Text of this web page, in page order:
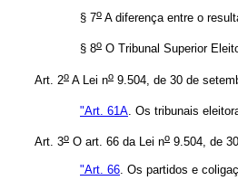
§ 7o A diferença entre o
§ 8o O Tribunal Superior
Art. 2o A Lei no 9.504, de 30 de
"Art. 61A. Os tribunais
Art. 3o O art. 66 da Lei no 9.504, de
"Art. 66. Os partidos e